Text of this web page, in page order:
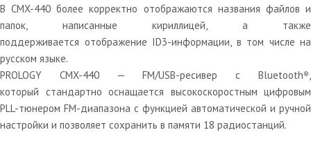
В CMX-440 более корректно отображаются названия файлов и
папок, написанные кириллицей, а также
поддерживается отображение ID3-информации, в том числе на
русском языке.
PROLOGY CMX-440 — FM/USB-ресивер с Bluetooth®,
который стандартно оснащается высокоскоростным цифровым
PLL-тюнером FM-диапазона с функцией автоматической и ручной
настройки и позволяет сохранить в памяти 18 радиостанций.